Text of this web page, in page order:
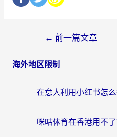
← 前一篇文章
海外地区限制